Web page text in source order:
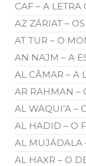
CAF – A LETRA
AZ ZÁRIAT –
AT TUR – O
AN NAJM – A
AL CÂMAR – A
AR RAHMAN –
AL WAQUI’A –
AL HADID – O
AL MUJÁDALA
AL HAXR – O